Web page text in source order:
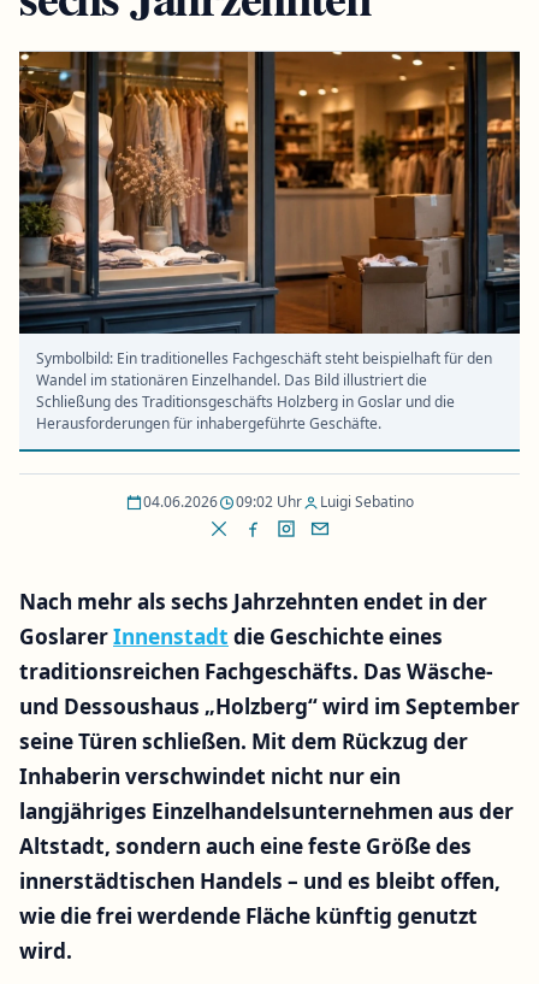
Symbolbild: Ein traditionelles Fachgeschäft steht beispielhaft für den
Wandel im stationären Einzelhandel. Das Bild illustriert die
Schließung des Traditionsgeschäfts Holzberg in Goslar und die
Herausforderungen für inhabergeführte Geschäfte.
04.06.2026 09:02 Uhr Luigi Sebatino
Nach mehr als sechs Jahrzehnten endet in der
GoslarerInnenstadt die Geschichte eines
traditionsreichen Fachgeschäfts. Das Wäsche-
und Dessoushaus „Holzberg“ wird im September
seine Türen schließen. Mit dem Rückzug der
Inhaberin verschwindet nicht nur ein
langjähriges Einzelhandelsunternehmen aus der
Altstadt, sondern auch eine feste Größe des
innerstädtischen Handels – und es bleibt offen,
wie die frei werdende Fläche künftig genutzt
wird.